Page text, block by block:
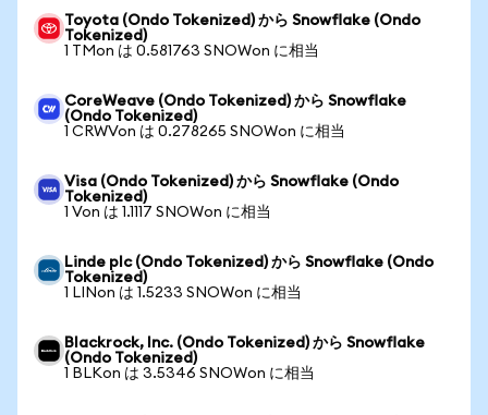
Toyota (Ondo Tokenized) から Snowflake (Ondo
Tokenized)
1 TMon は 0.581763 SNOWon に相当
CoreWeave (Ondo Tokenized) から Snowflake
(Ondo Tokenized)
1 CRWVon は 0.278265 SNOWon に相当
Visa (Ondo Tokenized) から Snowflake (Ondo
Tokenized)
1 Von は 1.1117 SNOWon に相当
Linde plc (Ondo Tokenized) から Snowflake (Ondo
Tokenized)
1 LINon は 1.5233 SNOWon に相当
Blackrock, Inc. (Ondo Tokenized) から Snowflake
(Ondo Tokenized)
1 BLKon は 3.5346 SNOWon に相当